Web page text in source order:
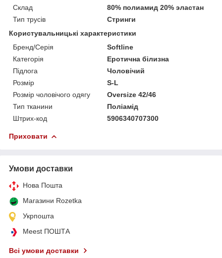
Склад
80% полиамид 20% эластан
Тип трусів
Стринги
Користувальницькі характеристики
Бренд/Серія
Softline
Категорія
Еротична білизна
Підлога
Чоловічий
Розмір
S-L
Розмір чоловічого одягу
Oversize 42/46
Тип тканини
Поліамід
Штрих-код
5906340707300
Приховати
Умови доставки
Нова Пошта
Магазини Rozetka
Укрпошта
Meest ПОШТА
Всі умови доставки